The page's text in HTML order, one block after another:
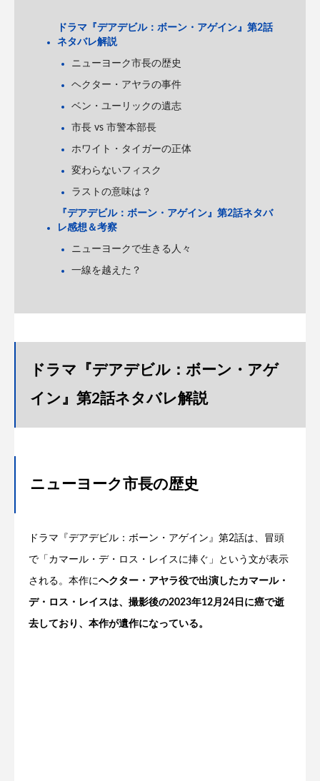
ドラマ『デアデビル：ボーン・アゲイン』第2話
ネタバレ解説
ニューヨーク市長の歴史
ヘクター・アヤラの事件
ベン・ユーリックの遺志
市長 vs 市警本部長
ホワイト・タイガーの正体
変わらないフィスク
ラストの意味は？
『デアデビル：ボーン・アゲイン』第2話ネタバ
レ感想＆考察
ニューヨークで生きる人々
一線を越えた？
ドラマ『デアデビル：ボーン・アゲ
イン』第2話ネタバレ解説
ニューヨーク市長の歴史
ドラマ『デアデビル：ボーン・アゲイン』第2話は、冒頭
で「カマール・デ・ロス・レイスに捧ぐ」という文が表示
される。本作にヘクター・アヤラ役で出演したカマール・
デ・ロス・レイスは、撮影後の2023年12月24日に癌で逝
去しており、本作が遺作になっている。